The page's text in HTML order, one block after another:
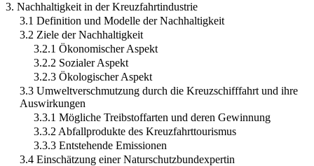
3. Nachhaltigkeit in der Kreuzfahrtindustrie
3.1 Definition und Modelle der Nachhaltigkeit
3.2 Ziele der Nachhaltigkeit
3.2.1 Ökonomischer Aspekt
3.2.2 Sozialer Aspekt
3.2.3 Ökologischer Aspekt
3.3 Umweltverschmutzung durch die Kreuzschifffahrt und ihre
Auswirkungen
3.3.1 Mögliche Treibstoffarten und deren Gewinnung
3.3.2 Abfallprodukte des Kreuzfahrttourismus
3.3.3 Entstehende Emissionen
3.4 Einschätzung einer Naturschutzbundexpertin